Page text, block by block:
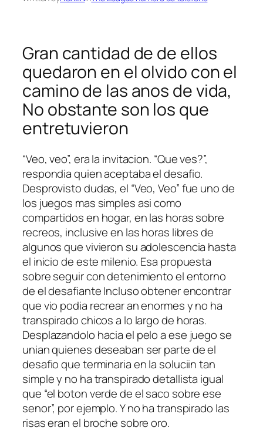
Gran cantidad de de ellos
quedaron en el olvido con el
camino de las anos de vida,
No obstante son los que
entretuvieron
“Veo, veo”, era la invitacion. “Que ves?”,
respondia quien aceptaba el desafio.
Desprovisto dudas, el “Veo, Veo” fue uno de
los juegos mas simples asi­ como
compartidos en hogar, en las horas sobre
recreos, inclusive en las horas libres de
algunos que vivieron su adolescencia hasta
el inicio de este milenio. Esa propuesta
sobre seguir con detenimiento el entorno
de el desafiante Incluso obtener encontrar
que vio podia recrear an enormes y no ha
transpirado chicos a lo largo de horas.
Desplazandolo hacia el pelo a ese juego se
unian quienes deseaban ser parte de el
desafio que terminaria en la soluciin tan
simple y no ha transpirado detallista igual
que “el boton verde de el saco sobre ese
senor”, por ejemplo. Y no ha transpirado las
risas eran el broche sobre oro.